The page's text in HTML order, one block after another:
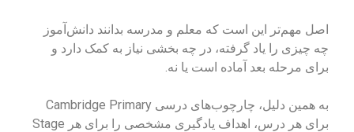
اصل مهم‌تر این است که معلم و مدرسه بدانند دانش‌آموز
چه چیزی را یاد گرفته، در چه بخشی نیاز به کمک دارد و
برای مرحله بعد آماده است یا نه.
به همین دلیل، چارچوب‌های درسی Cambridge Primary
برای هر درس، اهداف یادگیری مشخصی را برای هر Stage